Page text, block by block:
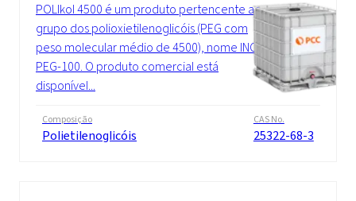
POLIkol 4500 é um produto pertencente ao
grupo dos polioxietilenoglicóis (PEG com
peso molecular médio de 4500), nome INCI:
PEG-100. O produto comercial está
disponível...
Composição
Polietilenoglicóis
CAS No.
25322-68-3